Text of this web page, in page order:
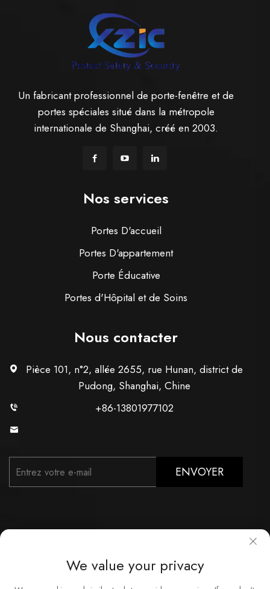
Un fabricant professionnel de porte-fenêtre et de
portes spéciales situé dans la métropole
internationale de Shanghai, créé en 2003.
Nos services
Portes D'accueil
Portes D'appartement
Porte Éducative
Portes d'Hôpital et de Soins
Nous contacter
Pièce 101, n°2, allée 2655, rue Hunan, district de
Pudong, Shanghai, Chine
+86-13801977102
ENVOYER
Droits d'auteur © Shanghai Xunzhong Industry Co., Ltd. Tous
droits réservés
We value your privacy